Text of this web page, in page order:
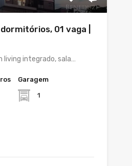
01 vaga |
integrado, sala…
Garagem
1